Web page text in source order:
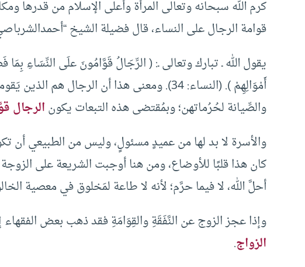
كرم الله سبحانه وتعالى المرأة وأعلى الإسلام من قدرها
قوامة الرجال على النساء، قال فضيلة الشيخ
يقول الله ـ تبارك وتعالى ـ: ( الرِّجَالُ قَوَّامُونَ علَى النِّسَاءِ
أَمْوَالِهِمْ ). (النساء: 34). ومعنى هذا أن الرجال
والصِّيانة لحُرُماتهن؛ وبمُقتضى هذه التبعات يكونالرجال
والأسرة لا بد لها من عميدٍ مسئولٍ، وليس من الطبيعي أن
كان هذا قلبًا للأوضاع، ومن هنا أوجبت الشريعة على
أحلَّ الله، لا فيما حرَّم؛ لأنه لا طاعة لمَخلوق في معصية
وإذا عجز الزوج عن النَّفَقَةِ والقِوَامَةِ فقد ذهب بعض
الزواج.